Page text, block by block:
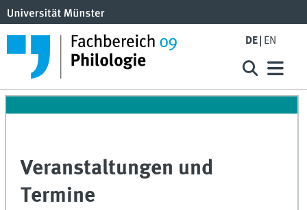
DE EN
Veranstaltungen und
Termine